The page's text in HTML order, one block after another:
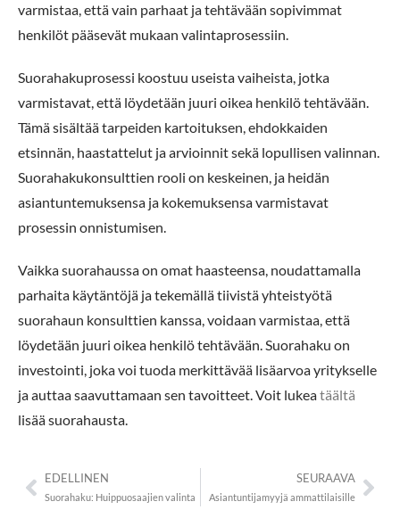
varmistaa, että vain parhaat ja tehtävään sopivimmat
henkilöt pääsevät mukaan valintaprosessiin.
Suorahakuprosessi koostuu useista vaiheista, jotka
varmistavat, että löydetään juuri oikea henkilö tehtävään.
Tämä sisältää tarpeiden kartoituksen, ehdokkaiden
etsinnän, haastattelut ja arvioinnit sekä lopullisen valinnan.
Suorahakukonsulttien rooli on keskeinen, ja heidän
asiantuntemuksensa ja kokemuksensa varmistavat
prosessin onnistumisen.
Vaikka suorahaussa on omat haasteensa, noudattamalla
parhaita käytäntöjä ja tekemällä tiivistä yhteistyötä
suorahaun konsulttien kanssa, voidaan varmistaa, että
löydetään juuri oikea henkilö tehtävään. Suorahaku on
investointi, joka voi tuoda merkittävää lisäarvoa yritykselle
ja auttaa saavuttamaan sen tavoitteet. Voit lukeatäältä
lisää suorahausta.
EDELLINEN
Suorahaku: Huippuosaajien valinta
SEURAAVA
Asiantuntijamyyjä ammattilaisille